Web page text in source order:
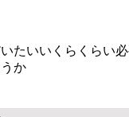
たいいくらくらい
か